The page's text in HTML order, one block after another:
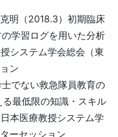
明（2018.3）初期臨床
学習ログを用いた分析
システム学会総会（東
ン
でない救急隊員教育の
最低限の知識・スキル
本医療教授システム学
ーセッション